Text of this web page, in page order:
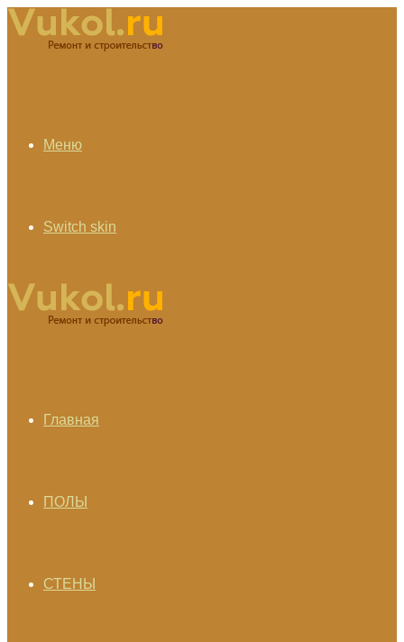
Меню
Switch skin
Главная
ПОЛЫ
СТЕНЫ